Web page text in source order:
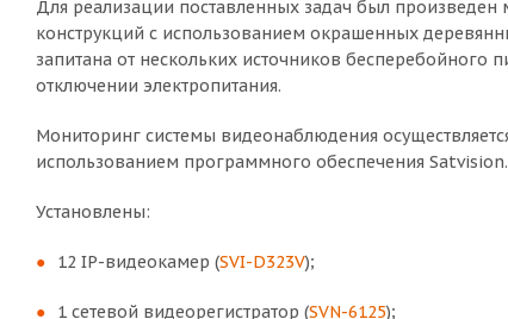
Для реализации поставленных задач был
конструкций с использованием окрашенных
запитана от нескольких источников бесперебойного
отключении электропитания.
Мониторинг системы видеонаблюдения
использованием программного обеспечения Satvision.
Установлены:
12 IP-видеокамер (SVI-D323V);
1 сетевой видеорегистратор (SVN-6125);